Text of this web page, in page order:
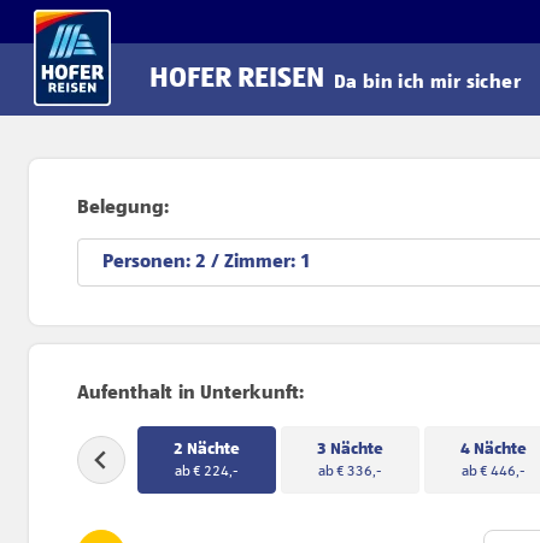
Direkt zum Hauptinhalt
HOFER REISEN Da bin ich mir sicher
Belegung:
Personen: / Zimmer:
Aufenthalt in Unterkunft:
2 Nächte
ab € 224,-
3 Nächte
ab € 336,-
4 Nächte
ab € 446,-